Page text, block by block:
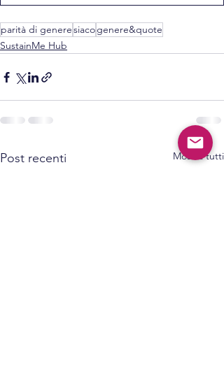
parità di generesiacogenere&quote
SustainMe Hub
Post recenti Mostra tutti